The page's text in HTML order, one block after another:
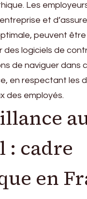
Les
et
peuvent
des logiciels de
de naviguer dans
en respectant les
des employés.
: cadre
en